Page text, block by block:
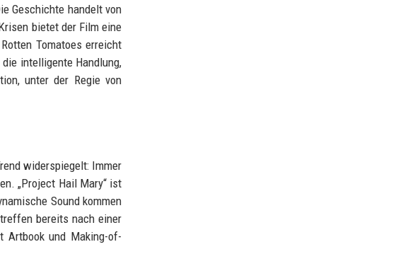
Geschichte handelt von
bietet der Film eine
Tomatoes erreicht
intelligente Handlung,
unter der Regie von
widerspiegelt: Immer
„Project Hail Mary“ ist
Sound kommen
bereits nach einer
Artbook und Making-of-